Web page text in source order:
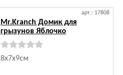
арт.: 17808
Mr.Kranch Домик для
грызунов Яблочко
8х7х9см